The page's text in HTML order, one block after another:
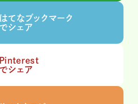
はてなブックマーク
でシェア
Pinterest
でシェア